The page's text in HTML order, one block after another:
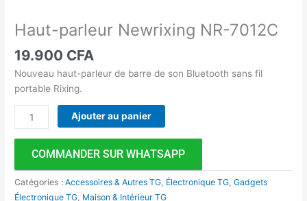
Haut-parleur Newrixing NR-7012C
19.900 CFA
Nouveau haut-parleur de barre de son Bluetooth sans fil
portable Rixing.
Ajouter au panier
COMMANDER SUR WHATSAPP
Catégories :Accessoires & Autres TG, Électronique TG,Gadgets
Électronique TG, Maison & Intérieur TG